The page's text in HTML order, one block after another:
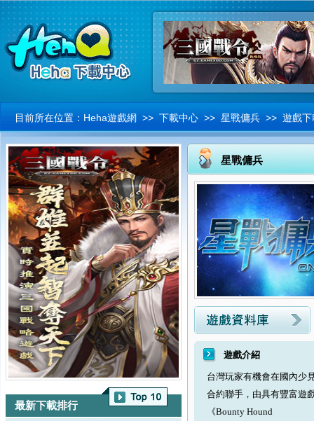
目前所在位置： Heha遊戲網 >> 下載中心 >> 星戰傭兵 >> 遊戲下
最新下載排行
星戰傭兵
遊戲介紹
台灣玩家有機會在國內少
合約聯手，由具有豐富遊
《Bounty Hound